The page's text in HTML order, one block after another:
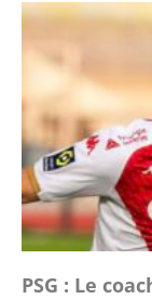
PSG : Le